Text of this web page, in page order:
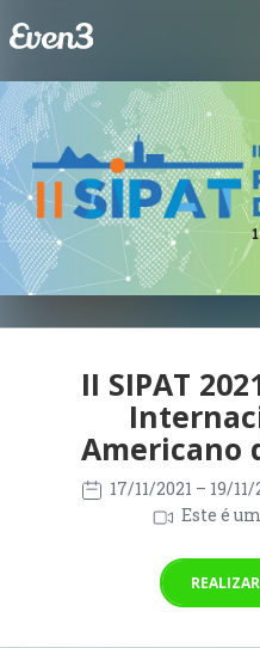
II SIPAT
Americano
17/11/2021 – 19/11/
Este é